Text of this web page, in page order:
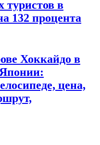
туристов в
132 процента
Хоккайдо в
цена,